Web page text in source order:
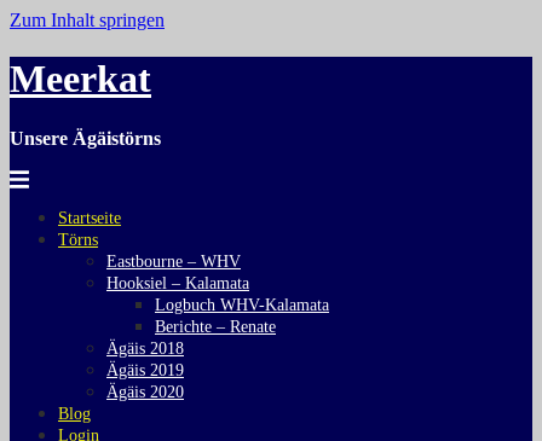
Zum Inhalt springen
Meerkat
Unsere Ägäistörns
Startseite
Törns
Eastbourne – WHV
Hooksiel – Kalamata
Logbuch WHV-Kalamata
Berichte – Renate
Ägäis 2018
Ägäis 2019
Ägäis 2020
Blog